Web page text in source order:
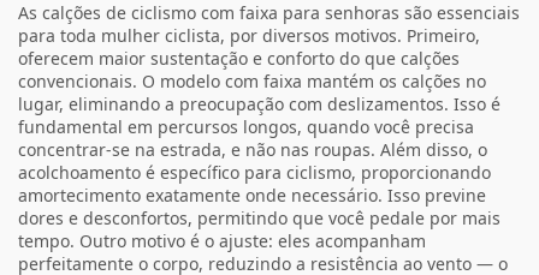
As calções de ciclismo com faixa para senhoras são essenciais
para toda mulher ciclista, por diversos motivos. Primeiro,
oferecem maior sustentação e conforto do que calções
convencionais. O modelo com faixa mantém os calções no
lugar, eliminando a preocupação com deslizamentos. Isso é
fundamental em percursos longos, quando você precisa
concentrar-se na estrada, e não nas roupas. Além disso, o
acolchoamento é específico para ciclismo, proporcionando
amortecimento exatamente onde necessário. Isso previne
dores e desconfortos, permitindo que você pedale por mais
tempo. Outro motivo é o ajuste: eles acompanham
perfeitamente o corpo, reduzindo a resistência ao vento — o